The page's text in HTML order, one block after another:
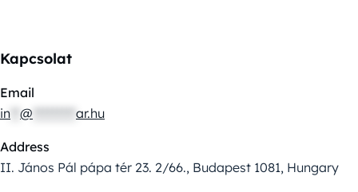
Kapcsolat
Email
in @ ar.hu
Address
II. János Pál pápa tér 23. 2/66., Budapest 1081, Hungary